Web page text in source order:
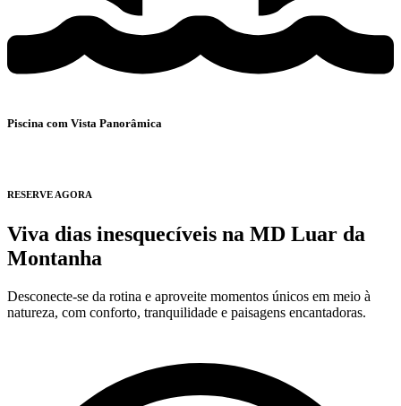
Piscina com Vista Panorâmica
RESERVE AGORA
Viva dias inesquecíveis na MD Luar da
Montanha
Desconecte-se da rotina e aproveite momentos únicos em meio à
natureza, com conforto, tranquilidade e paisagens encantadoras.